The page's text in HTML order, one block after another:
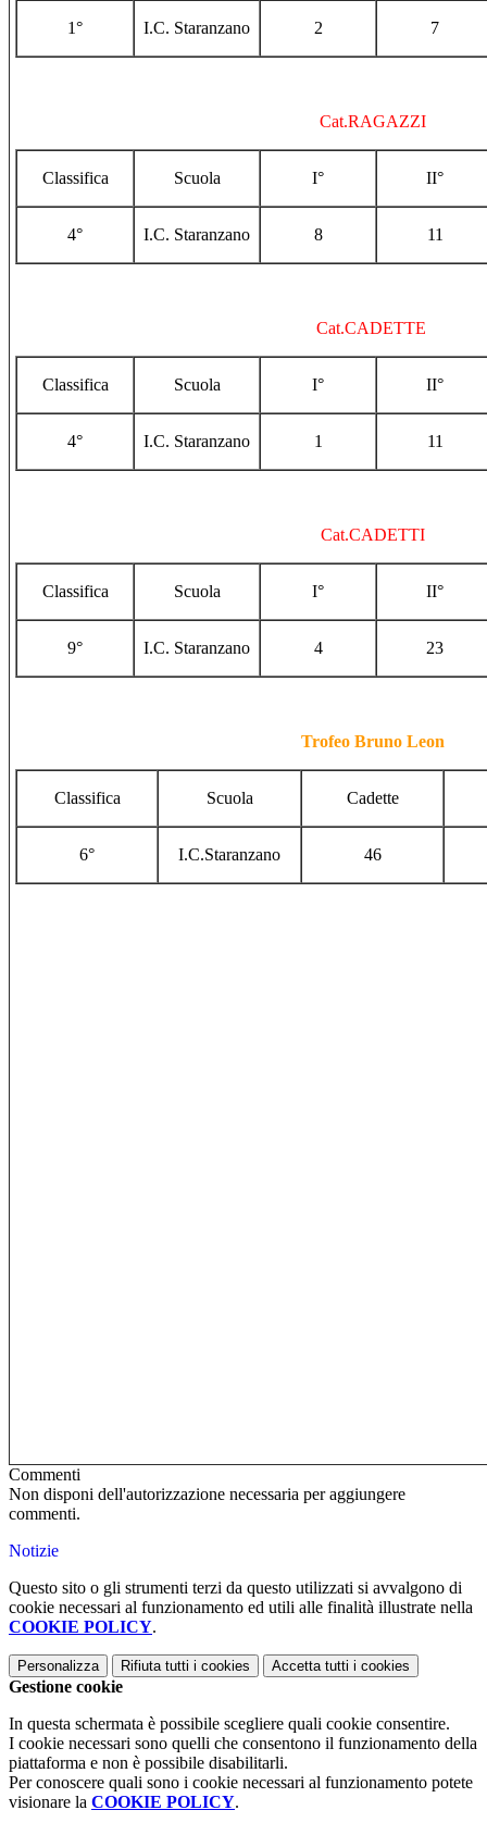
1° I.C. Staranzano 2 7
Cat.RAGAZZI
Classifica Scuola I° II°
4° I.C. Staranzano 8 11
Cat.CADETTE
Classifica Scuola I° II°
4° I.C. Staranzano 1 11
Cat.CADETTI
Classifica Scuola I° II°
9° I.C. Staranzano 4 23
Trofeo Bruno Leon
Classifica Scuola Cadette
6° I.C.Staranzano 46
Commenti
Non disponi dell'autorizzazione necessaria per aggiungere
commenti.
Notizie
Questo sito o gli strumenti terzi da questo utilizzati si avvalgono di
cookie necessari al funzionamento ed utili alle finalità illustrate nella
COOKIE POLICY.
Personalizza Rifiuta tutti i cookies Accetta tutti i cookies
Gestione cookie
In questa schermata è possibile scegliere quali cookie consentire.
I cookie necessari sono quelli che consentono il funzionamento della
piattaforma e non è possibile disabilitarli.
Per conoscere quali sono i cookie necessari al funzionamento potete
visionare la COOKIE POLICY.